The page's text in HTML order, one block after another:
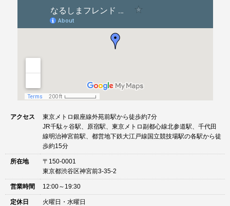
アクセス
東京メトロ銀座線外苑前駅から徒歩約7分
JR千駄ヶ谷駅、原宿駅、東京メトロ副都心線北参道駅、千代田
線明治神宮前駅、都営地下鉄大江戸線国立競技場駅の各駅から徒
歩約15分
所在地
〒150-0001
東京都渋谷区神宮前3-35-2
営業時間 12:00～19:30
定休日 火曜日・水曜日